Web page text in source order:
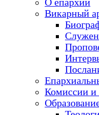
О епархии
Викарный
Комиссии и